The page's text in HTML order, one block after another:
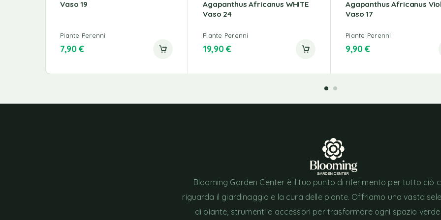
Vaso 19
Piante Perenni
7,90€
Agapanthus Africanus WHITE
Vaso 24
Piante Perenni
19,90€
Agapanthus Africanus
Vaso 17
Piante Perenni
9,90€
Blooming Garden Center è il tuo punto di riferimento per tutto ciò
riguarda il giardinaggio e la cura delle piante. Offriamo una vasta
di piante, strumenti e accessori per trasformare ogni spazio verde